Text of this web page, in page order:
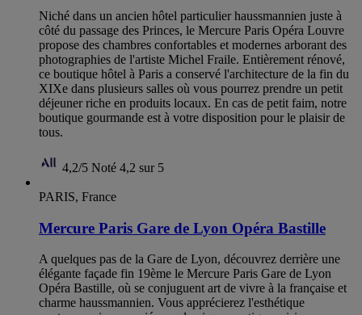
Niché dans un ancien hôtel particulier haussmannien juste à
côté du passage des Princes, le Mercure Paris Opéra Louvre
propose des chambres confortables et modernes arborant des
photographies de l'artiste Michel Fraile. Entièrement rénové,
ce boutique hôtel à Paris a conservé l'architecture de la fin du
XIXe dans plusieurs salles où vous pourrez prendre un petit
déjeuner riche en produits locaux. En cas de petit faim, notre
boutique gourmande est à votre disposition pour le plaisir de
tous.
4,2/5 Noté 4,2 sur 5
PARIS, France
Mercure Paris Gare de Lyon Opéra Bastille
A quelques pas de la Gare de Lyon, découvrez derrière une
élégante façade fin 19ème le Mercure Paris Gare de Lyon
Opéra Bastille, où se conjuguent art de vivre à la française et
charme haussmannien. Vous apprécierez l'esthétique